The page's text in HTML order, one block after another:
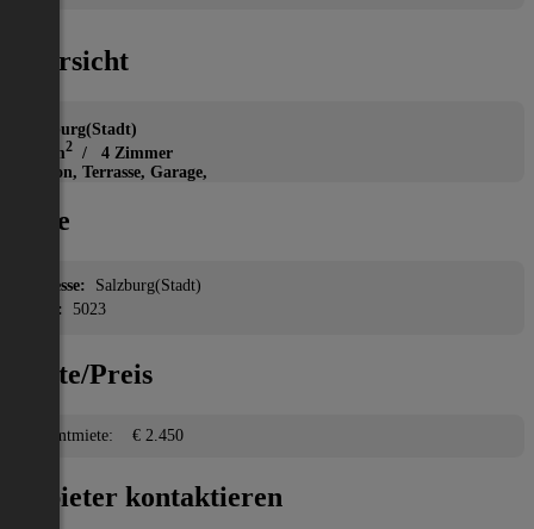
Übersicht
Salzburg(Stadt)
125 m2 / 4 Zimmer
Balkon, Terrasse, Garage,
Lage
Adresse: Salzburg(Stadt)
PLZ:
5023
Miete/Preis
Gesamtmiete: € 2.450
Anbieter kontaktieren